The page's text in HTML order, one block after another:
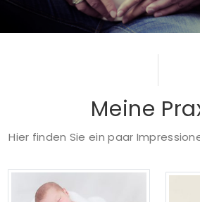
Meine
Hier finden Sie ein paar